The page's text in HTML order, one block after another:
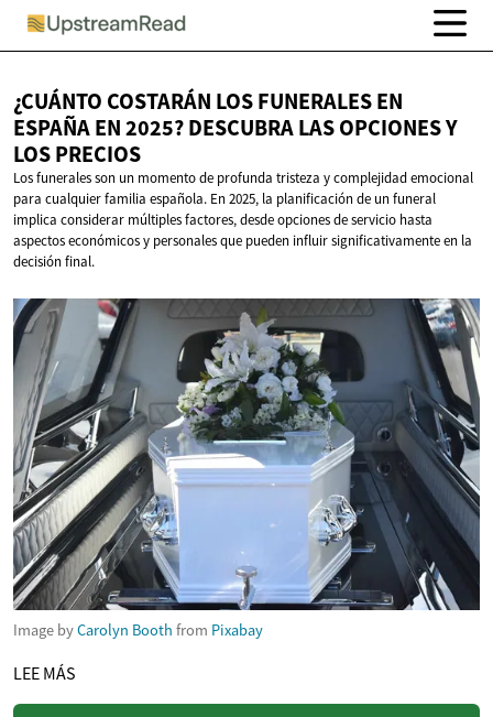
¿CUÁNTO COSTARÁN LOS FUNERALES EN
ESPAÑA EN 2025? DESCUBRA LAS OPCIONES Y
LOS PRECIOS
Los funerales son un momento de profunda tristeza y complejidad emocional
para cualquier familia española. En 2025, la planificación de un funeral
implica considerar múltiples factores, desde opciones de servicio hasta
aspectos económicos y personales que pueden influir significativamente en la
decisión final.
Image byCarolyn Booth from Pixabay
LEE MÁS